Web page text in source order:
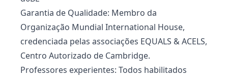
Garantia de Qualidade: Membro da
Organização Mundial International House,
credenciada pelas associações EQUALS & ACELS,
Centro Autorizado de Cambridge.
Professores experientes: Todos habilitados